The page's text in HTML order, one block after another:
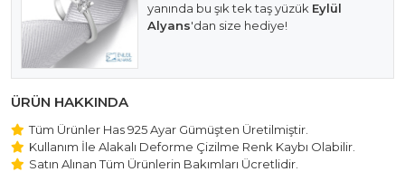
yanında bu şık tek taş yüzük Eylül
Alyans'dan size hediye!
ÜRÜN HAKKINDA
Tüm Ürünler Has 925 Ayar Gümüşten Üretilmiştir.
Kullanım İle Alakalı Deforme Çizilme Renk Kaybı Olabilir.
Satın Alınan Tüm Ürünlerin Bakımları Ücretlidir.